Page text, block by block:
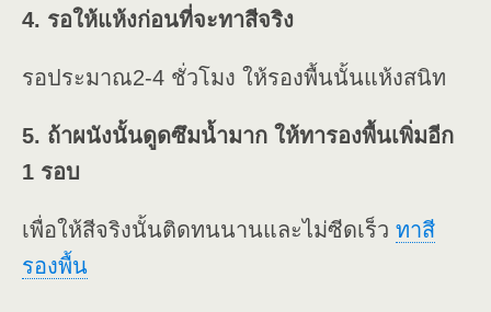
4. รอให้แห้งก่อนที่จะทาสีจริง
รอประมาณ2-4 ชั่วโมง ให้รองพื้นนั้นแห้งสนิท
5. ถ้าผนังนั้นดูดซึมน้ำมาก ให้ทารองพื้นเพิ่มอีก
1 รอบ
เพื่อให้สีจริงนั้นติดทนนานและไม่ซีดเร็ว ทาสี
รองพื้น